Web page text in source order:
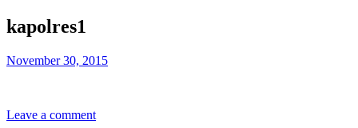
kapolres1
November 30, 2015
Leave a comment